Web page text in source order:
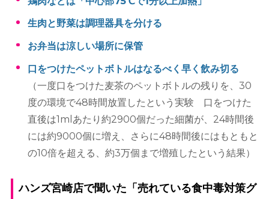
生肉と野菜は調理器具を分ける
お弁当は涼しい場所に保管
口をつけたペットボトルはなるべく早く飲み切る
（一度口をつけた麦茶のペットボトルの残りを、30
度の環境で48時間放置したという実験 口をつけた
直後は1mlあたり約2900個だった細菌が、24時間後
には約9000個に増え、さらに48時間後にはもともと
の10倍を超える、約3万個まで増殖したという結果）
ハンズ宮崎店で聞いた「売れている食中毒対策グ